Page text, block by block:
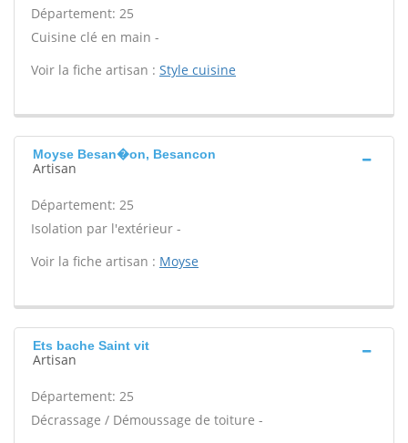
Département: 25
Cuisine clé en main -
Voir la fiche artisan : Style cuisine
Moyse Besan�on, Besancon
Artisan
Département: 25
Isolation par l'extérieur -
Voir la fiche artisan : Moyse
Ets bache Saint vit
Artisan
Département: 25
Décrassage / Démoussage de toiture -